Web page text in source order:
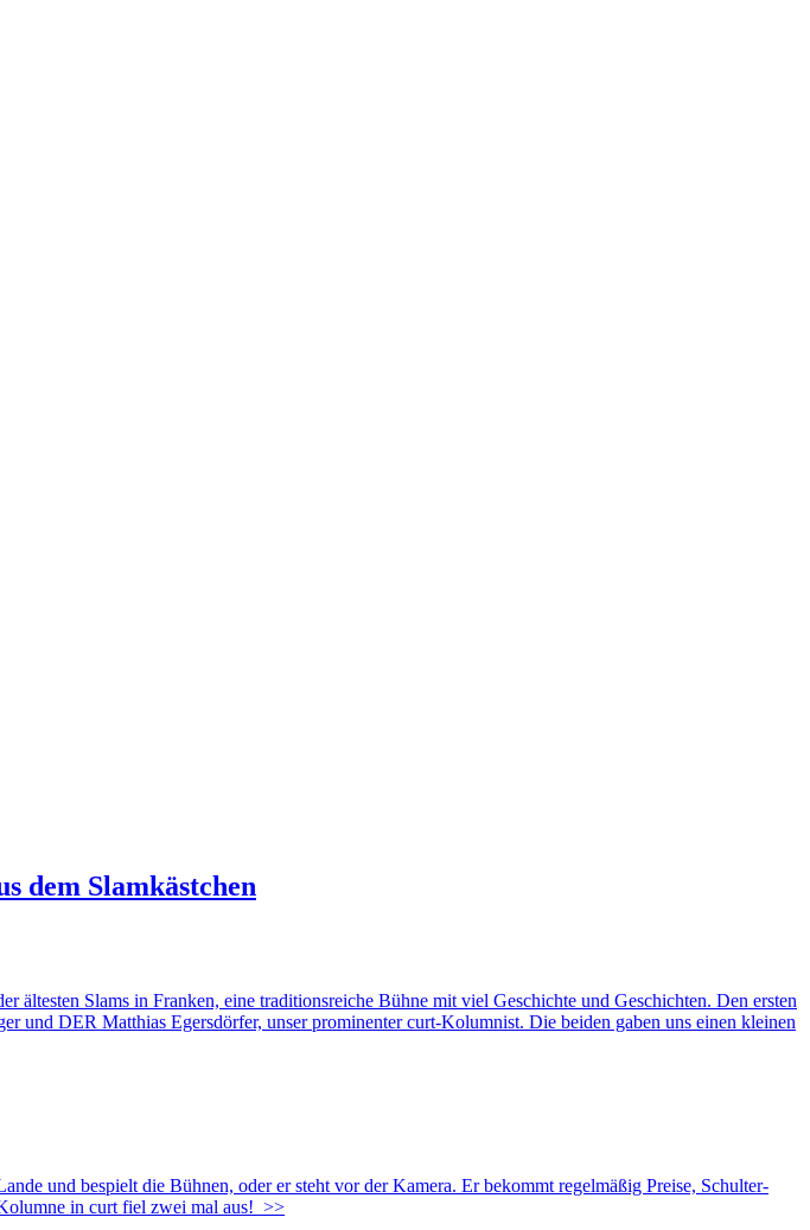
dem Slamkästchen
Slams in Franken, eine traditionsreiche Bühne mit viel Geschichte und Geschichten. Den ersten
und DER Matthias Egersdörfer, unser prominenter curt-Kolumnist. Die beiden gaben uns einen kleinen
und bespielt die Bühnen, oder er steht vor der Kamera. Er bekommt regelmäßig Preise, Schulter-
in curt fiel zwei mal aus! >>